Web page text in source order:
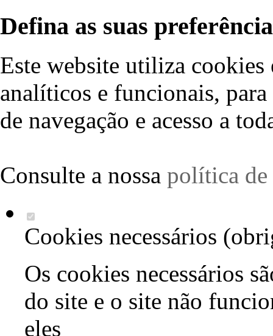
Defina as suas
Este website utiliza cookies
analíticos e funcionais,
de navegação e acesso a
Consulte a nossa política de
Cookies necessários
Os cookies necessários
do site e o site não
eles